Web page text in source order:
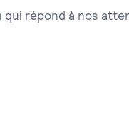
répond à nos